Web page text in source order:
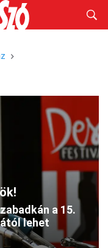
a 15.
lehet